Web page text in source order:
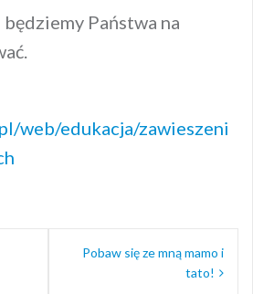
Państwa na
web/edukacja/zawieszeni
Pobaw się ze mną mamo i
tato!